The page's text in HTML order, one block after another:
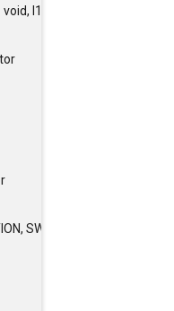
I1, I2 >
SWAP_ERASE, false >